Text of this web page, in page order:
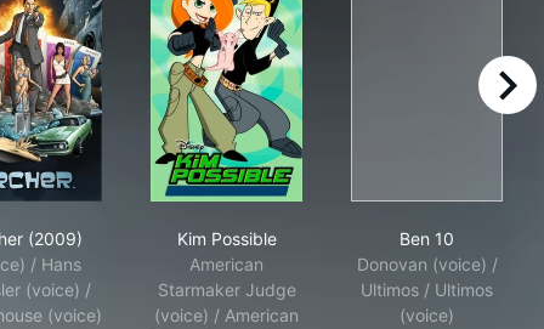
(2009)
/ Hans
(voice) /
(voice)
Kim Possible
American
Starmaker Judge
(voice) / American
Ben 10
Donovan (voice) /
Ultimos / Ultimos
(voice)
right